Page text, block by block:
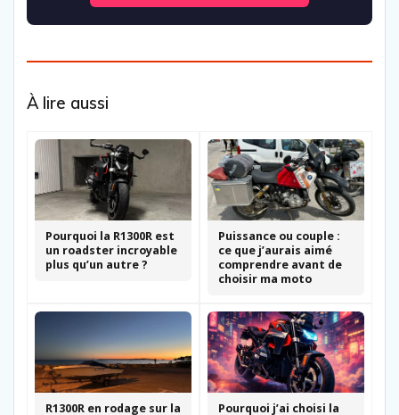
À lire aussi
Pourquoi la R1300R est
un roadster incroyable
plus qu’un autre ?
Puissance ou couple :
ce que j’aurais aimé
comprendre avant de
choisir ma moto
R1300R en rodage sur la
Pourquoi j’ai choisi la